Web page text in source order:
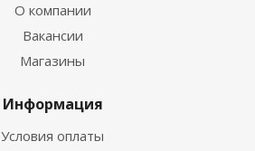
О компании
Вакансии
Магазины
Информация
Условия оплаты